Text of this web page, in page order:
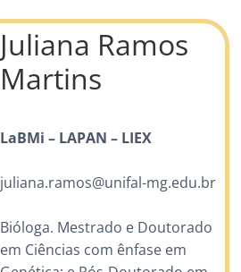
Juliana Ramos
Martins
LaBMi – LAPAN – LIEX
juliana.ramos@unifal-mg.edu.br
Bióloga. Mestrado e Doutorado
em Ciências com ênfase em